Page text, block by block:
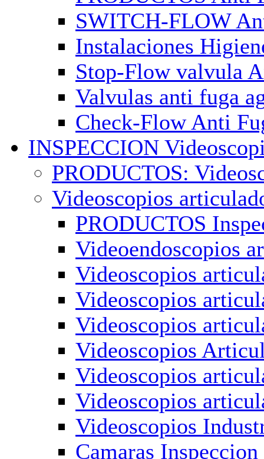
SWITCH-FLOW
Instalaciones
Stop-Flow valvula
Valvulas anti fuga
Check-Flow Anti
INSPECCION
PRODUCTOS:
Videoscopios
PRODUCTOS
Videoendoscopios
Videoscopios
Videoscopios
Videoscopios
Videoscopios
Videoscopios
Videoscopios
Videoscopios
Camaras